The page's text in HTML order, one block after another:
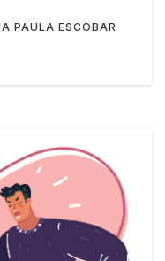
PAULA ESCOBAR